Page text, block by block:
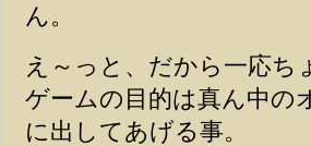
ん。
え～っと、だから一応ち
ゲームの目的は真ん中の
に出してあげる事。